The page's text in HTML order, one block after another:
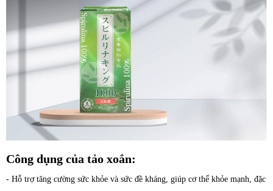
Công dụng của tảo xoắn:
- Hỗ trợ tăng cường sức khỏe và sức đề kháng, giúp cơ thể khỏe mạnh, đặc